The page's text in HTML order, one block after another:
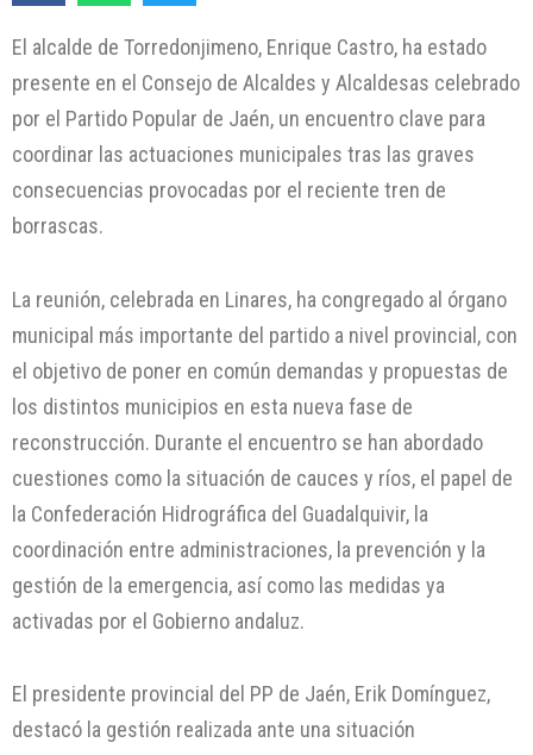
El alcalde de Torredonjimeno, Enrique Castro, ha estado
presente en el Consejo de Alcaldes y Alcaldesas celebrado
por el Partido Popular de Jaén, un encuentro clave para
coordinar las actuaciones municipales tras las graves
consecuencias provocadas por el reciente tren de
borrascas.
La reunión, celebrada en Linares, ha congregado al órgano
municipal más importante del partido a nivel provincial, con
el objetivo de poner en común demandas y propuestas de
los distintos municipios en esta nueva fase de
reconstrucción. Durante el encuentro se han abordado
cuestiones como la situación de cauces y ríos, el papel de
la Confederación Hidrográfica del Guadalquivir, la
coordinación entre administraciones, la prevención y la
gestión de la emergencia, así como las medidas ya
activadas por el Gobierno andaluz.
El presidente provincial del PP de Jaén, Erik Domínguez,
destacó la gestión realizada ante una situación